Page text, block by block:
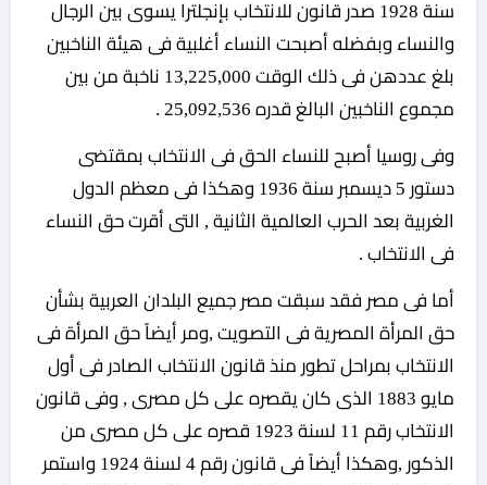
سنة 1928 صدر قانون للانتخاب بإنجلترا يسوى بين الرجال
والنساء وبفضله أصبحت النساء أغلبية فى هيئة الناخبين
بلغ عددهن فى ذلك الوقت 13,225,000 ناخبة من بين
مجموع الناخبين البالغ قدره 25,092,536 .
وفى روسيا أصبح للنساء الحق فى الانتخاب بمقتضى
دستور 5 ديسمبر سنة 1936 وهكذا فى معظم الدول
الغربية بعد الحرب العالمية الثانية , التى أقرت حق النساء
فى الانتخاب .
أما فى مصر فقد سبقت مصر جميع البلدان العربية بشأن
حق المرأة المصرية فى التصويت ,ومر أيضاً حق المرأة فى
الانتخاب بمراحل تطور منذ قانون الانتخاب الصادر فى أول
مايو 1883 الذى كان يقصره على كل مصرى , وفى قانون
الانتخاب رقم 11 لسنة 1923 قصره على كل مصرى من
الذكور ,وهكذا أيضاً فى قانون رقم 4 لسنة 1924 واستمر